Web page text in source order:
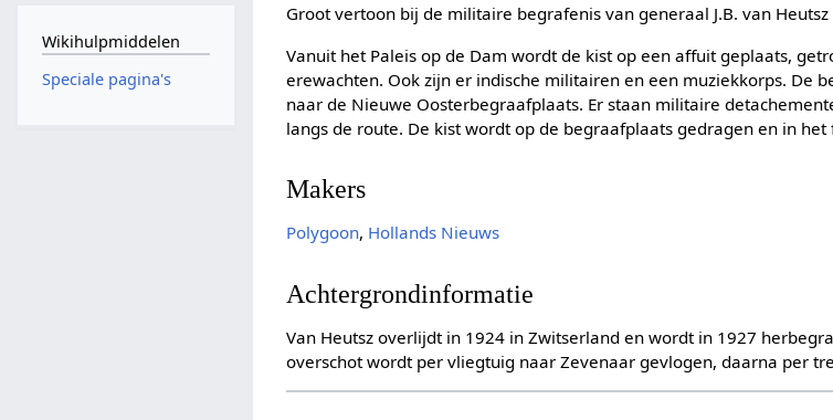
Groot vertoon bij de militaire begrafenis van generaal J.B. van
Vanuit het Paleis op de Dam wordt de kist op een affuit geplaats,
erewachten. Ook zijn er indische militairen en een muziekkorps. De
naar de Nieuwe Oosterbegraafplaats. Er staan militaire
langs de route. De kist wordt op de begraafplaats gedragen en in
Makers
Polygoon, Hollands Nieuws
Achtergrondinformatie
Van Heutsz overlijdt in 1924 in Zwitserland en wordt in 1927
overschot wordt per vliegtuig naar Zevenaar gevlogen, daarna per
Wikihulpmiddelen
Speciale pagina's